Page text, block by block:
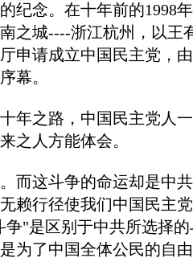
纪念。在十年前的1998年
之城----浙江杭州，以王
申请成立中国民主党，
幕。
十年之路，中国民主党人
之人方能体会。
而这斗争的命运却是中
赖行径使我们中国民主
"是区别于中共所选择
为了中国全体公民的自